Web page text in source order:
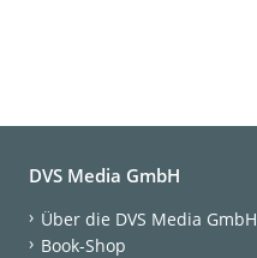
DVS Media GmbH
Über die DVS Media GmbH
Book-Shop